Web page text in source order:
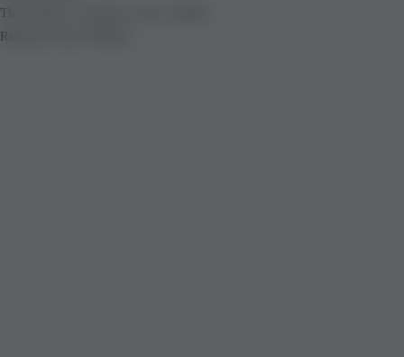
The product is already in the wishlist!
Removed from Wishlist